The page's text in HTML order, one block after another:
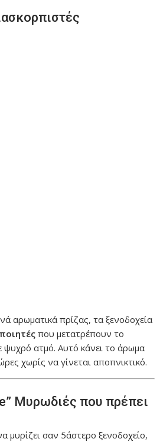
αρωματικά πρίζας, τα ξενοδοχεία
που μετατρέπουν το
ψυχρό ατμό. Αυτό κάνει το άρωμα
χωρίς να γίνεται αποπνικτικό.
Μυρωδιές που πρέπει
μυρίζει σαν 5άστερο ξενοδοχείο,